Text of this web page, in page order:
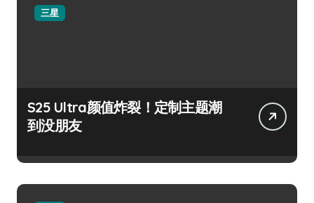
三星
S25 Ultra颜值炸裂！定制主题潮
到没朋友